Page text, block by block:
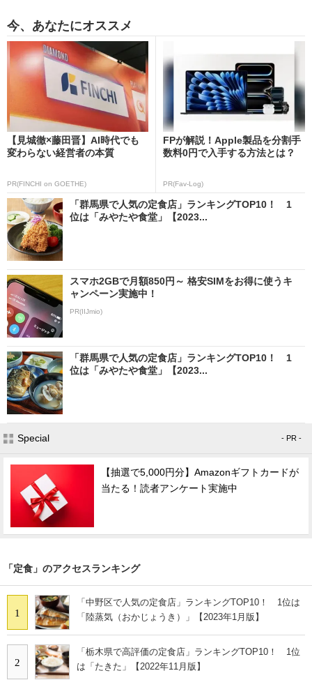
今、あなたにオススメ
【見城徹×藤田晋】AI時代でも
変わらない経営者の本質
PR(FINCHI on GOETHE)
FPが解説！Apple製品を分割手
数料0円で入手する方法とは？
PR(Fav-Log)
「群馬県で人気の定食店」ランキングTOP10！ 1
位は「みやたや食堂」【2023...
スマホ2GBで月額850円～ 格安SIMをお得に使うキ
ャンペーン実施中！
PR(IIJmio)
「群馬県で人気の定食店」ランキングTOP10！ 1
位は「みやたや食堂」【2023...
Special - PR -
【抽選で5,000円分】Amazonギフトカードが
当たる！読者アンケート実施中
「定食」のアクセスランキング
1
「中野区で人気の定食店」ランキングTOP10！ 1位は
「陸蒸気（おかじょうき）」【2023年1月版】
2
「栃木県で高評価の定食店」ランキングTOP10！ 1位
は「たきた」【2022年11月版】